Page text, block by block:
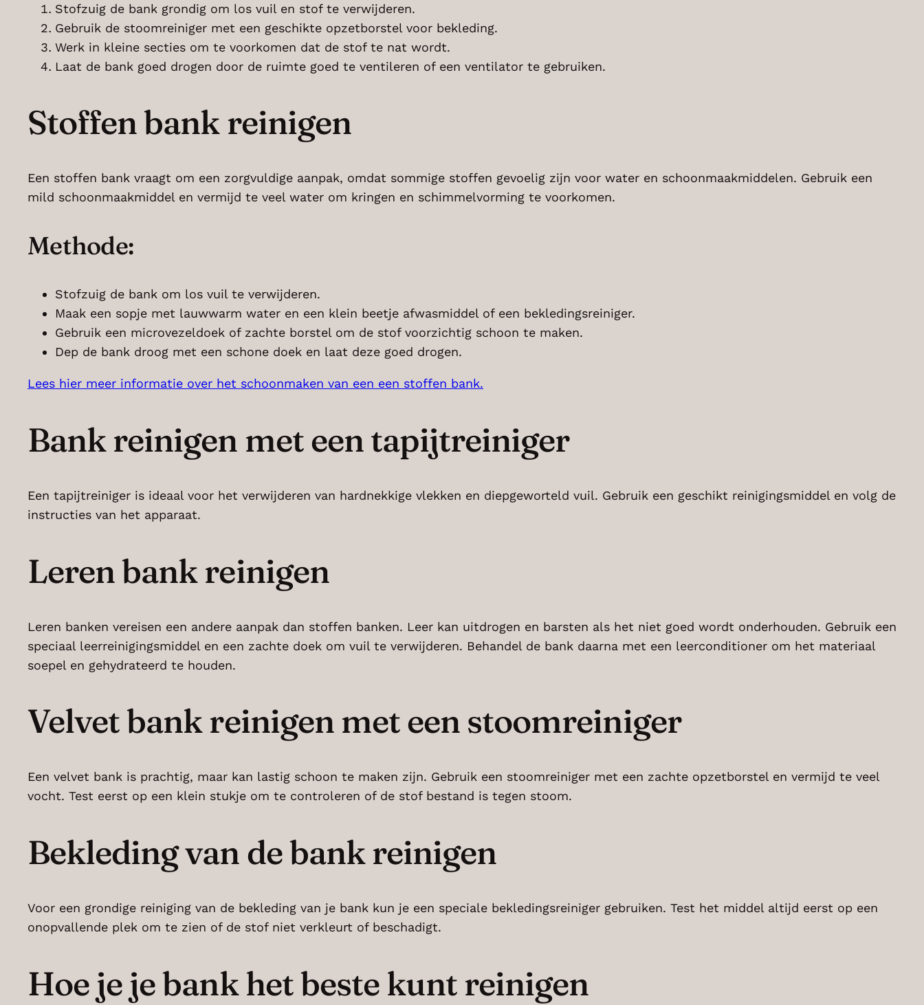
Stofzuig de bank grondig om los vuil en stof te verwijderen.
Gebruik de stoomreiniger met een geschikte opzetborstel voor bekleding.
Werk in kleine secties om te voorkomen dat de stof te nat wordt.
Laat de bank goed drogen door de ruimte goed te ventileren of een ventilator te gebruiken.
Stoffen bank reinigen
Een stoffen bank vraagt om een zorgvuldige aanpak, omdat sommige stoffen gevoelig zijn voor water en schoonmaakmiddelen. Gebruik een
mild schoonmaakmiddel en vermijd te veel water om kringen en schimmelvorming te voorkomen.
Methode:
Stofzuig de bank om los vuil te verwijderen.
Maak een sopje met lauwwarm water en een klein beetje afwasmiddel of een bekledingsreiniger.
Gebruik een microvezeldoek of zachte borstel om de stof voorzichtig schoon te maken.
Dep de bank droog met een schone doek en laat deze goed drogen.
Lees hier meer informatie over het schoonmaken van een een stoffen bank.
Bank reinigen met een tapijtreiniger
Een tapijtreiniger is ideaal voor het verwijderen van hardnekkige vlekken en diepgeworteld vuil. Gebruik een geschikt reinigingsmiddel en volg de
instructies van het apparaat.
Leren bank reinigen
Leren banken vereisen een andere aanpak dan stoffen banken. Leer kan uitdrogen en barsten als het niet goed wordt onderhouden. Gebruik een
speciaal leerreinigingsmiddel en een zachte doek om vuil te verwijderen. Behandel de bank daarna met een leerconditioner om het materiaal
soepel en gehydrateerd te houden.
Velvet bank reinigen met een stoomreiniger
Een velvet bank is prachtig, maar kan lastig schoon te maken zijn. Gebruik een stoomreiniger met een zachte opzetborstel en vermijd te veel
vocht. Test eerst op een klein stukje om te controleren of de stof bestand is tegen stoom.
Bekleding van de bank reinigen
Voor een grondige reiniging van de bekleding van je bank kun je een speciale bekledingsreiniger gebruiken. Test het middel altijd eerst op een
onopvallende plek om te zien of de stof niet verkleurt of beschadigt.
Hoe je je bank het beste kunt reinigen